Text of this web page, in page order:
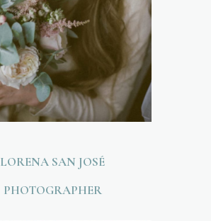
LORENA SAN JOSÉ
PHOTOGRAPHER